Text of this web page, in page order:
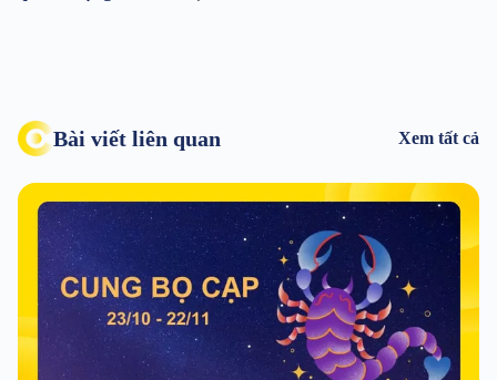
Bài viết liên quan Xem tất cả